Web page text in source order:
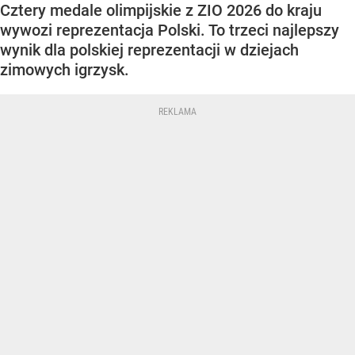
Cztery medale olimpijskie z ZIO 2026 do kraju
wywozi reprezentacja Polski. To trzeci najlepszy
wynik dla polskiej reprezentacji w dziejach
zimowych igrzysk.